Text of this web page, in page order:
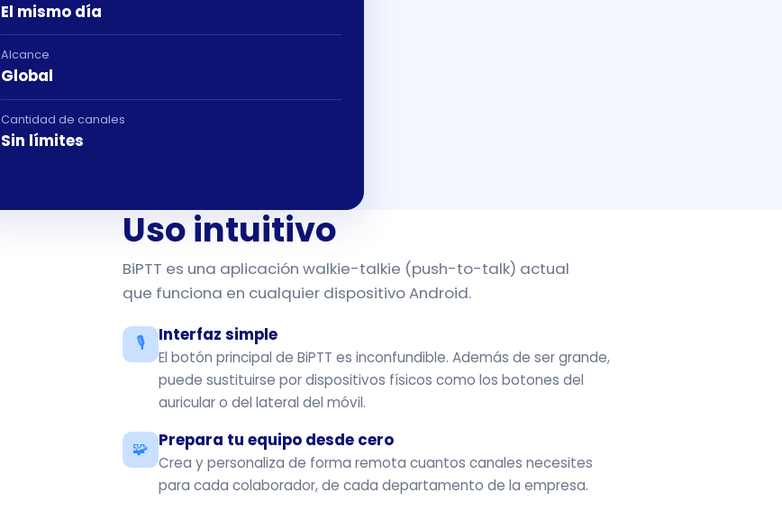
El mismo día
Alcance
Global
Cantidad de canales
Sin límites
Uso intuitivo
BiPTT es una aplicación walkie-talkie (push-to-talk) actual
que funciona en cualquier dispositivo Android.
🎙️ Interfaz simple
El botón principal de BiPTT es inconfundible. Además de ser grande,
puede sustituirse por dispositivos físicos como los botones del
auricular o del lateral del móvil.
🧩 Prepara tu equipo desde cero
Crea y personaliza de forma remota cuantos canales necesites
para cada colaborador, de cada departamento de la empresa.